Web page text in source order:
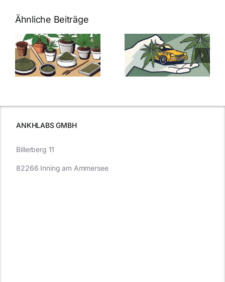
Ähnliche Beiträge
Neue THC-
Grenzwert-
Regelung:
Was Sie über
Cannabis und
müssen
Cannabis
Samen
kaufen: Alles
was Sie
ANKHLABS GMBH
Billerberg 11
82266 Inning am Ammersee